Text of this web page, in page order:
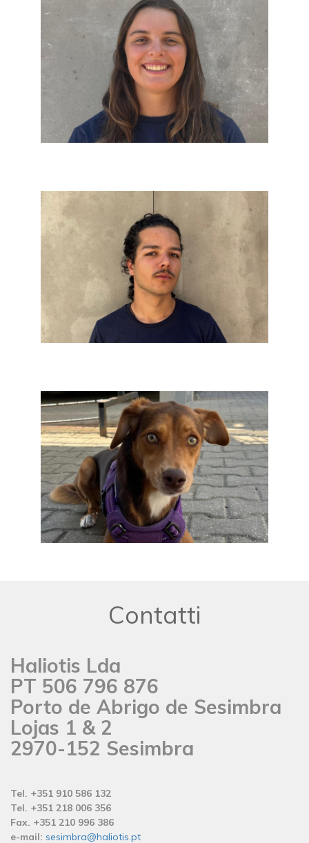
Contatti
Haliotis Lda
PT 506 796 876
Porto de Abrigo de Sesimbra
Lojas 1 & 2
2970-152 Sesimbra
Tel. +351 910 586 132
Tel. +351 218 006 356
Fax. +351 210 996 386
e-mail: sesimbra@haliotis.pt